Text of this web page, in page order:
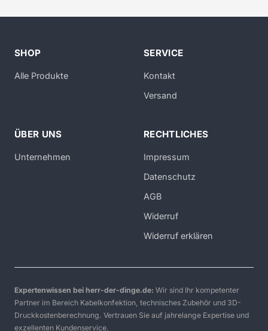
SHOP
Alle Produkte
SERVICE
Kontakt
Versand
ÜBER UNS
Unternehmen
RECHTLICHES
Impressum
Datenschutz
AGB
Widerruf
Widerruf erklären
Expertenwissen bei herr-der-dinge.de: Wir sind Ihr kompetenter
Partner im Bereich Kabelkonfektion, technisches Zubehör und 3D-
Druckkostenberechnung. Vertrauen Sie auf jahrelange Expertise und
exzellenten Kundenservice.